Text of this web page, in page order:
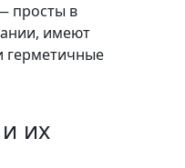
просты в
имеют
герметичные
их